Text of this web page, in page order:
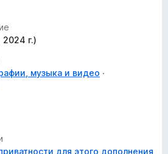
2024 г.)
музыка и видео
для этого дополнения